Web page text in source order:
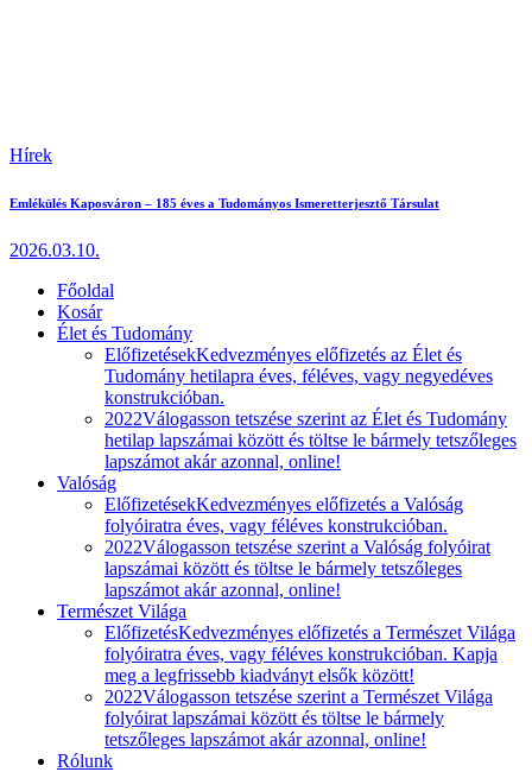
Hírek
Emlékülés Kaposváron – 185 éves a Tudományos Ismeretterjesztő Társulat
2026.03.10.
Főoldal
Kosár
Élet és Tudomány
ElőfizetésekKedvezményes előfizetés az Élet és
Tudomány hetilapra éves, féléves, vagy negyedéves
konstrukcióban.
2022Válogasson tetszése szerint az Élet és Tudomány
hetilap lapszámai között és töltse le bármely tetszőleges
lapszámot akár azonnal, online!
Valóság
ElőfizetésekKedvezményes előfizetés a Valóság
folyóiratra éves, vagy féléves konstrukcióban.
2022Válogasson tetszése szerint a Valóság folyóirat
lapszámai között és töltse le bármely tetszőleges
lapszámot akár azonnal, online!
Természet Világa
ElőfizetésKedvezményes előfizetés a Természet Világa
folyóiratra éves, vagy féléves konstrukcióban. Kapja
meg a legfrissebb kiadványt elsők között!
2022Válogasson tetszése szerint a Természet Világa
folyóirat lapszámai között és töltse le bármely
tetszőleges lapszámot akár azonnal, online!
Rólunk